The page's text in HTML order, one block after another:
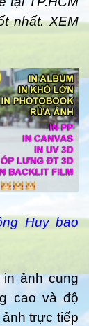
nhất. XEM
Huy bao
ảnh cung
cao và độ
trực tiếp